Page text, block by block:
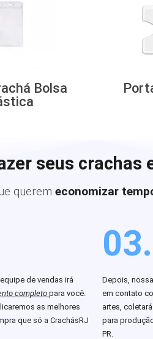
Bolsa
seus crachas
querem economizar
de vendas irá
completopara você.
as melhores
que só a CrachásRJ
03.
Depois,
em contato
artes,
para
PR.